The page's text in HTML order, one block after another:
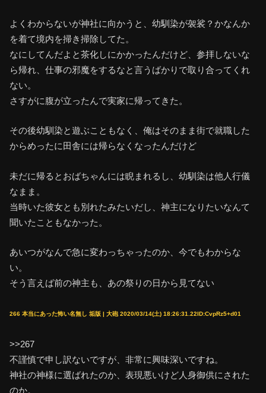
よくわからないが神社に向かうと、幼馴染が袈裟？かなんか
を着て境内を掃き掃除してた。
なにしてんだよと茶化しにかかったんだけど、参拝しないな
ら帰れ、仕事の邪魔をするなと言うばかりで取り合ってくれ
ない。
さすがに腹が立ったんで実家に帰ってきた。
その後幼馴染と遊ぶこともなく、俺はそのまま街で就職した
からめったに田舎には帰らなくなったんだけど
未だに帰るとおばちゃんには睨まれるし、幼馴染は他人行儀
なまま。
当時いた彼女とも別れたみたいだし、神主になりたいなんて
聞いたこともなかった。
あいつがなんで急に変わっちゃったのか、今でもわからな
い。
そう言えば前の神主も、あの祭りの日から見てない
266 本当にあった怖い名無し 垢版 | 大砲 2020/03/14(土) 18:26:31.22ID:CvpRz5+d01
>>267
不謹慎で申し訳ないですが、非常に興味深いですね。
神社の神様に選ばれたのか、表現悪いけど人身御供にされた
のか。